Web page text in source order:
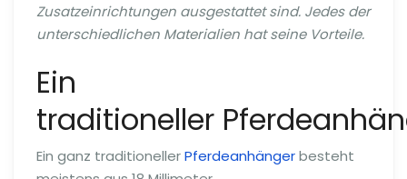
Zusatzeinrichtungen ausgestattet sind. Jedes der
unterschiedlichen Materialien hat seine Vorteile.
Ein
traditioneller
Ein ganz traditionellerPferdeanhängerbesteht